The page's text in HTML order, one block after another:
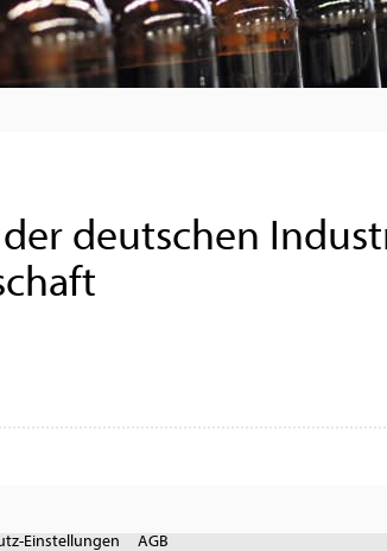
deutschen
Einstellungen AGB